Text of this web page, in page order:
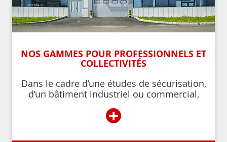
NOS GAMMES POUR PROFESSIONNELS ET
COLLECTIVITÉS
Dans le cadre d’une études de sécurisation,
d’un bâtiment industriel ou commercial,
+